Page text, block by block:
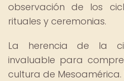
observación de los
rituales y ceremonias.
La herencia de la
invaluable para
cultura de